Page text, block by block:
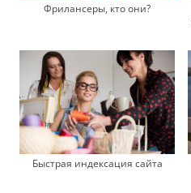
Фрилансеры, кто они?
Быстрая индексация сайта